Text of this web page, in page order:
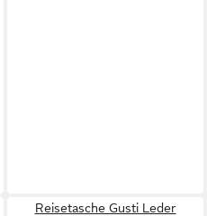
Reisetasche Gusti Leder